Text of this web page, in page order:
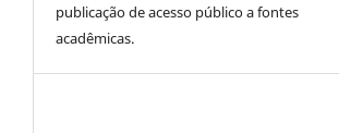
publicação de acesso público a fontes
acadêmicas.